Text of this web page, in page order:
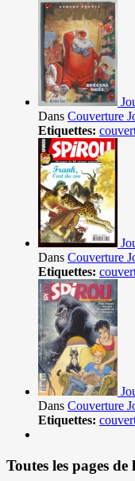
Dans Couverture
Etiquettes:
Dans Couverture
Etiquettes:
Dans Couverture
Etiquettes:
Toutes les pages